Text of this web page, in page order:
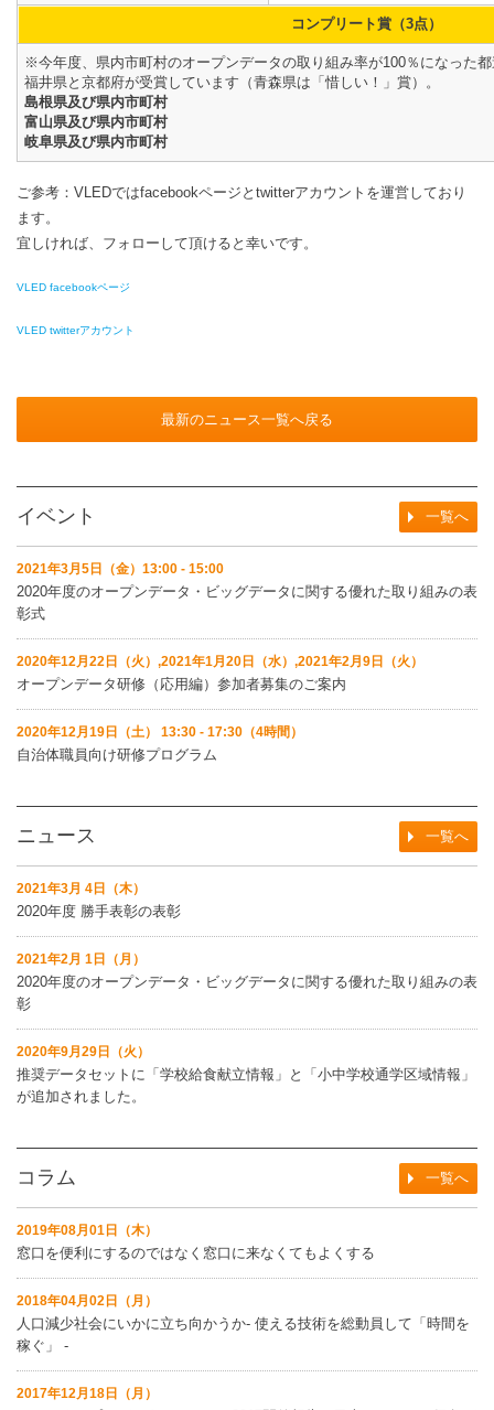
コンプリート賞（3点）
※今年度、県内市町村のオープンデータの取り組み率が100％になった
福井県と京都府が受賞しています（青森県は「惜しい！」賞）。
島根県及び県内市町村
富山県及び県内市町村
岐阜県及び県内市町村
ご参考：VLEDではfacebookページとtwitterアカウントを運営しており
ます。
宜しければ、フォローして頂けると幸いです。
VLED facebookページ
VLED twitterアカウント
最新のニュース一覧へ戻る
イベント 一覧へ
2021年3月5日（金）13:00 - 15:00
2020年度のオープンデータ・ビッグデータに関する優れた取り組みの表
彰式
2020年12月22日（火）,2021年1月20日（水）,2021年2月9日（火）
オープンデータ研修（応用編）参加者募集のご案内
2020年12月19日（土） 13:30 - 17:30（4時間）
自治体職員向け研修プログラム
ニュース 一覧へ
2021年3月 4日（木）
2020年度 勝手表彰の表彰
2021年2月 1日（月）
2020年度のオープンデータ・ビッグデータに関する優れた取り組みの表
彰
2020年9月29日（火）
推奨データセットに「学校給食献立情報」と「小中学校通学区域情報」
が追加されました。
コラム 一覧へ
2019年08月01日（木）
窓口を便利にするのではなく窓口に来なくてもよくする
2018年04月02日（月）
人口減少社会にいかに立ち向かうか‐ 使える技術を総動員して「時間を
稼ぐ」 ‐
2017年12月18日（月）